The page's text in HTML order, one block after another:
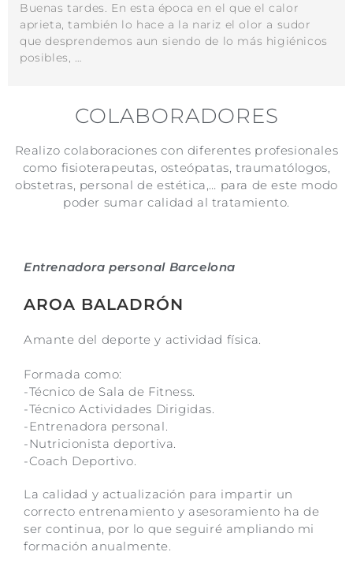
Buenas tardes. En esta época en el que el calor
aprieta, también lo hace a la nariz el olor a sudor
que desprendemos aun siendo de lo más higiénicos
posibles, …
COLABORADORES
Realizo colaboraciones con diferentes profesionales
como fisioterapeutas, osteópatas, traumatólogos,
obstetras, personal de estética,… para de este modo
poder sumar calidad al tratamiento.
Entrenadora personal Barcelona
AROA BALADRÓN
Amante del deporte y actividad física.
Formada como:
-Técnico de Sala de Fitness.
-Técnico Actividades Dirigidas.
-Entrenadora personal.
-Nutricionista deportiva.
-Coach Deportivo.
La calidad y actualización para impartir un
correcto entrenamiento y asesoramiento ha de
ser continua, por lo que seguiré ampliando mi
formación anualmente.